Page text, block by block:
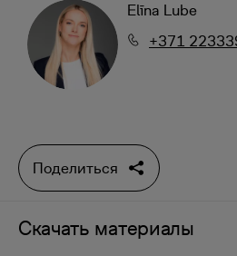
Elīna Lube
+371
Поделиться
Скачать материалы